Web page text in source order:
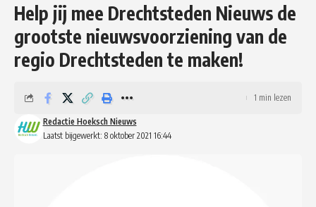
Help jij mee Drechtsteden Nieuws de
grootste nieuwsvoorziening van de
regio Drechtsteden te maken!
Laatst bijgewerkt: 8 oktober 2021 16:44
Redactie Hoeksch Nieuws
1 min lezen